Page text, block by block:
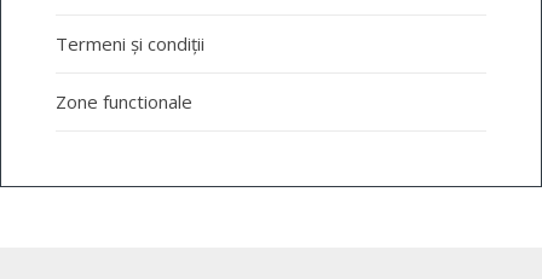
Termeni și condiții
Zone functionale